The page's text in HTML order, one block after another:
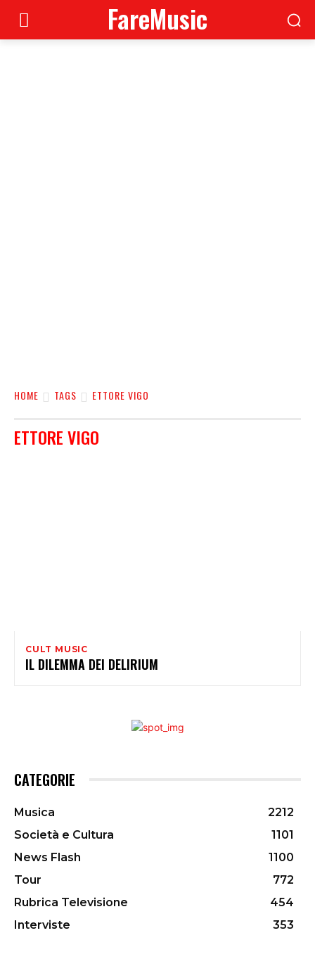
FareMusic
HOME TAGS ETTORE VIGO
ETTORE VIGO
CULT MUSIC
IL DILEMMA DEI DELIRIUM
CATEGORIE
Musica
2212
Società e Cultura
1101
News Flash
1100
Tour
772
Rubrica Televisione
454
Interviste
353